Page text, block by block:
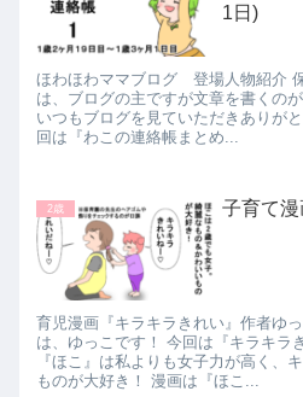
1日)
ほわほわママブログ 登場人物紹介
は、ブログの主ですが文章を書くの
いつもブログを見ていただきありが
回は『わこの連絡帳まとめ...
2歳 子育て漫
育児漫画『キラキラきれい』作者ゆ
は、ゆっこです！ 今回は『キラキラ
『ほこ』は私よりも女子力が高く、
ものが大好き！ 漫画は『ほこ...